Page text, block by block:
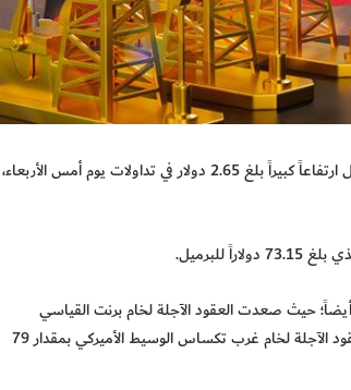
أعلنت مؤسسة البترول الكويتية أن سعر برميل النفط الكويتي سجل ارتفاعاً كبيراً بلغ 2.65 دولار في تداولات يوم أمس الأربعاء،
حيث صعدت العقود الآجلة لخام برنت القياسي
بمقدار 73 سنتاً لتستقر عند 73.24 دولاراً للبرميل، كما ارتفعت العقود الآجلة لخام غرب تكساس الوسيط الأميركي بمقدار 79